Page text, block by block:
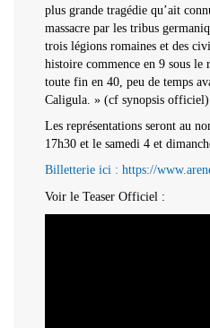
plus grande tragédie qu’ait
massacre par les tribus
trois légions romaines et des
histoire commence en 9 sous le
toute fin en 40, peu de temps
Caligula. » (cf synopsis officiel)
Les représentations seront au
17h30 et le samedi 4 et
Billetterie ici : https://
Voir le Teaser Officiel :